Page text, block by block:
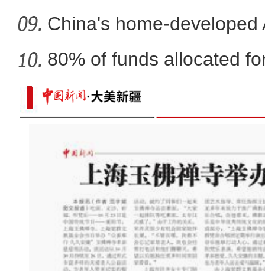
新疆阿克苏：辣椒丰收采
co
China's home-
80% of funds allocated